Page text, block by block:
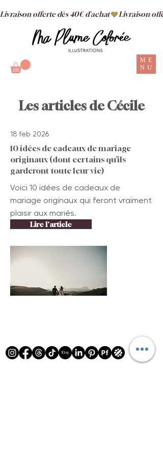
ME
NU
Livraison offerte dès 40€ d'achat
Les articles de Cécile
18 feb 2026
10 idées de cadeaux de mariage
originaux (dont certains qu’ils
garderont toute leur vie)
Voici 10 idées de cadeaux de
mariage originaux qui feront vraiment
plaisir aux mariés.
Lire l'article